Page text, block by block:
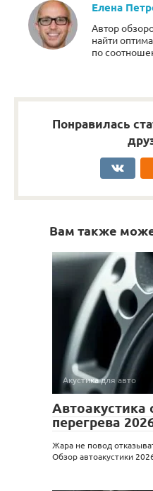
Елена
Автор
найти
по
Понравилась
Вам также
Акустика для авто
Автоакустика
перегрева
Жара не повод
Обзор автоакустики